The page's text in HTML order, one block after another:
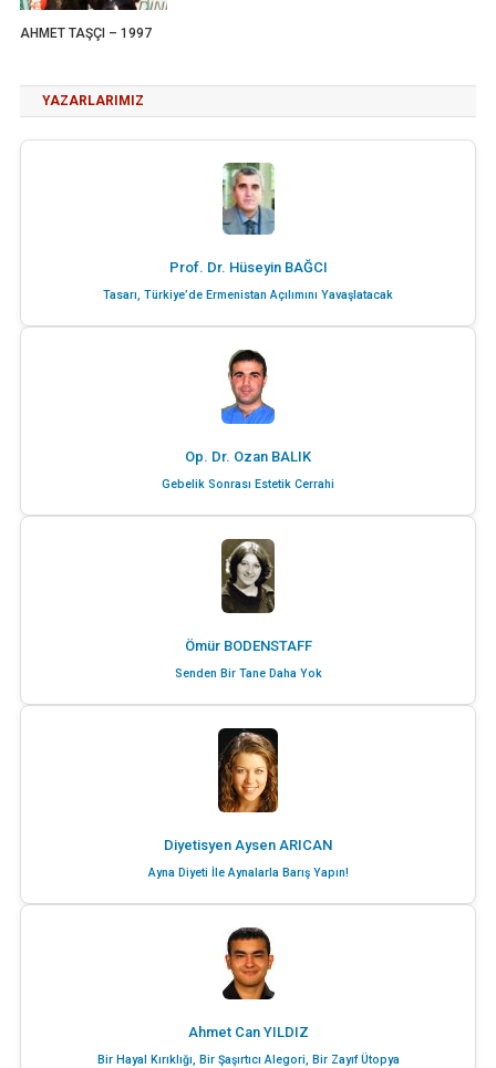
AHMET TAŞÇI – 1997
YAZARLARIMIZ
Prof. Dr. Hüseyin BAĞCI
Tasarı, Türkiye’de Ermenistan Açılımını Yavaşlatacak
Op. Dr. Ozan BALIK
Gebelik Sonrası Estetik Cerrahi
Ömür BODENSTAFF
Senden Bir Tane Daha Yok
Diyetisyen Aysen ARICAN
Ayna Diyeti İle Aynalarla Barış Yapın!
Ahmet Can YILDIZ
Bir Hayal Kırıklığı, Bir Şaşırtıcı Alegori, Bir Zayıf Ütopya